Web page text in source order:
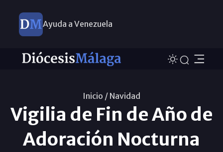
Ayuda a Venezuela
Inicio / Navidad
Vigilia de Fin de Año de
Adoración Nocturna